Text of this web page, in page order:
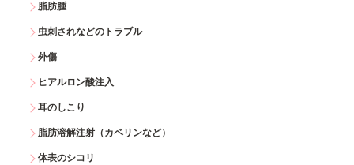
脂肪腫
虫刺されなどのトラブル
外傷
ヒアルロン酸注入
耳のしこり
脂肪溶解注射（カベリンなど）
体表のシコリ